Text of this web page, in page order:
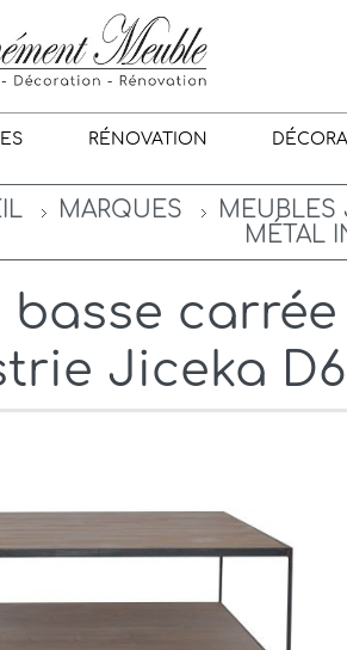
RÉNOVATION
MARQUES MEUBLES
MÉTAL
basse
Jiceka